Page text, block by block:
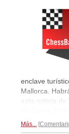
enclave
Mallorca.
esta noticia
Más...